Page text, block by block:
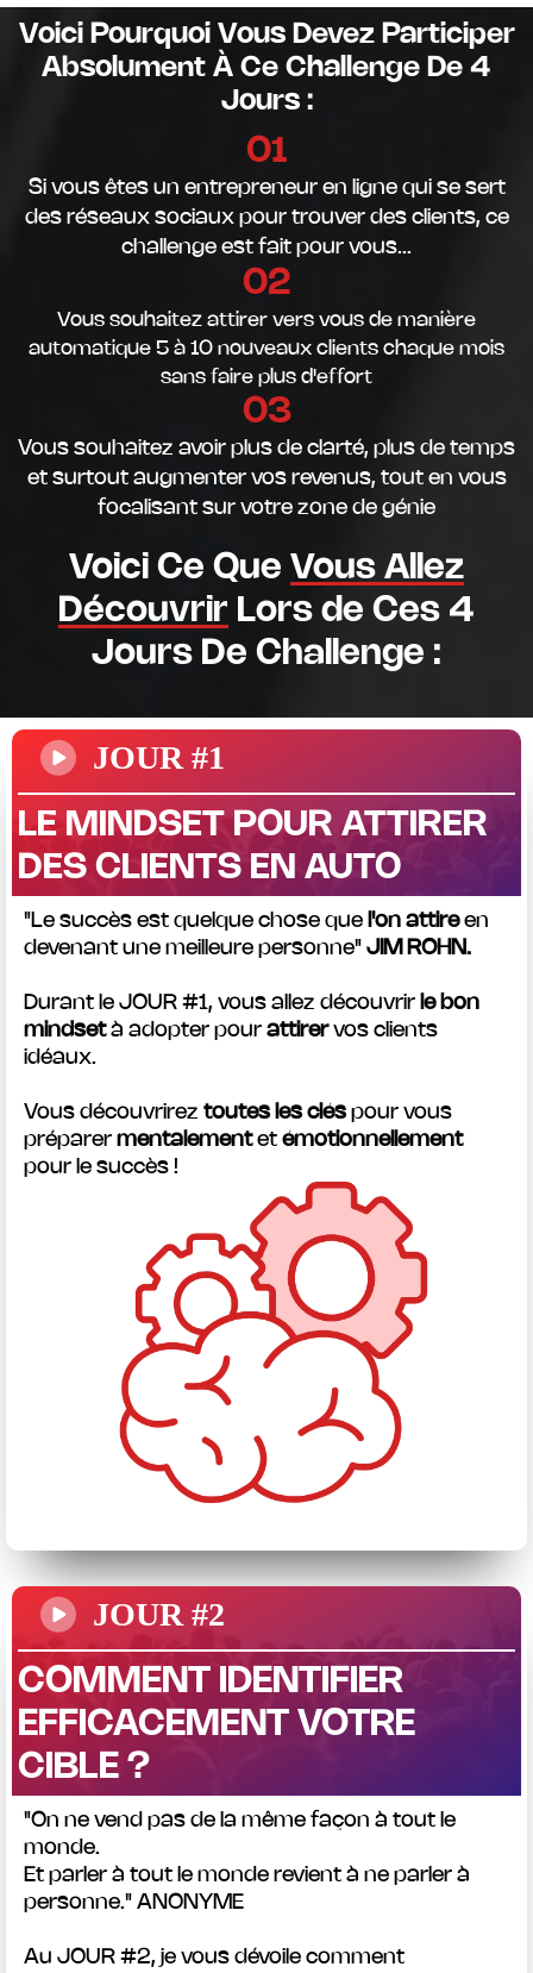
Voici Pourquoi Vous Devez Participer
Absolument À Ce Challenge De 4
Jours :
01
Si vous êtes un entrepreneur en ligne qui se sert
des réseaux sociaux pour trouver des clients, ce
challenge est fait pour vous...
02
Vous souhaitez attirer vers vous de manière
automatique 5 à 10 nouveaux clients chaque mois
sans faire plus d'effort
03
Vous souhaitez avoir plus de clarté, plus de temps
et surtout augmenter vos revenus, tout en vous
focalisant sur votre zone de génie
Voici Ce Que Vous Allez
Découvrir Lors de Ces 4
Jours De Challenge :
JOUR #1
LE MINDSET POUR ATTIRER
DES CLIENTS EN AUTO
"Le succès est quelque chose que l'on attireen
devenant une meilleure personne" JIM ROHN.
Durant le JOUR #1, vous allez découvrir le bon
mindsetà adopter pour attirervos clients
idéaux.
Vous découvrirez toutes les clés pour vous
préparer mentalementet émotionnellement
pour le succès !
JOUR #2
COMMENT IDENTIFIER
EFFICACEMENT VOTRE
CIBLE ?
"On ne vend pas de la même façon à tout le
monde.
Et parler à tout le monde revient à ne parler à
personne." ANONYME
Au JOUR #2, je vous dévoile comment